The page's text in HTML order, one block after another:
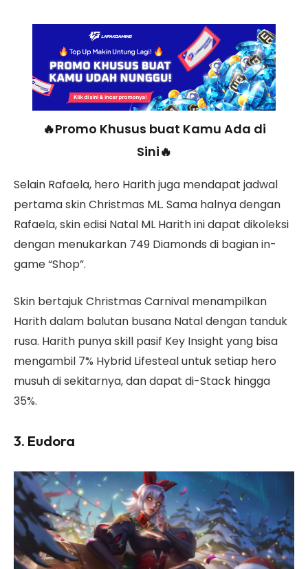
🔥Promo Khusus buat Kamu Ada di
Sini🔥
Selain Rafaela, hero Harith juga mendapat jadwal
pertama skin Christmas ML. Sama halnya dengan
Rafaela, skin edisi Natal ML Harith ini dapat dikoleksi
dengan menukarkan 749 Diamonds di bagian in-
game “Shop”.
Skin bertajuk Christmas Carnival menampilkan
Harith dalam balutan busana Natal dengan tanduk
rusa. Harith punya skill pasif Key Insight yang bisa
mengambil 7% Hybrid Lifesteal untuk setiap hero
musuh di sekitarnya, dan dapat di-Stack hingga
35%.
3. Eudora